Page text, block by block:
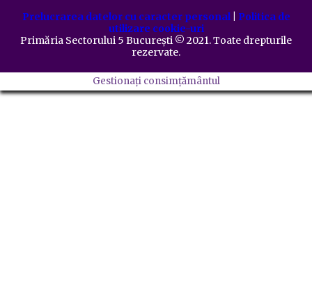
Prelucrarea datelor cu caracter personal| Politica de
utilizare cookie-uri
Primăria Sectorului 5 București ©️ 2021. Toate drepturile
rezervate.
Gestionați consimțământul